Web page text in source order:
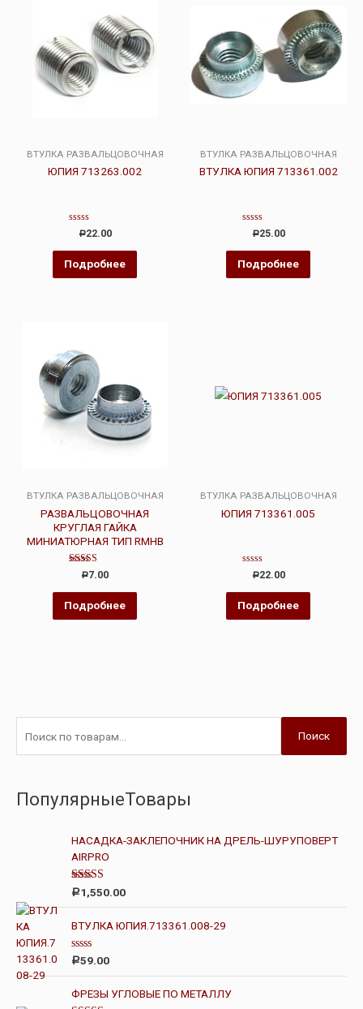
ВТУЛКА РАЗВАЛЬЦОВОЧНАЯ
ЮПИЯ 713263.002
Оценка
из
5
Р22.00
Подробнее
ВТУЛКА РАЗВАЛЬЦОВОЧНАЯ
ВТУЛКА ЮПИЯ 713361.002
Оценка
из
5
Р25.00
Подробнее
ВТУЛКА РАЗВАЛЬЦОВОЧНАЯ
РАЗВАЛЬЦОВОЧНАЯ
КРУГЛАЯ ГАЙКА
МИНИАТЮРНАЯ ТИП RMHB
Оценка
5.00
из 5
Р7.00
Подробнее
ВТУЛКА РАЗВАЛЬЦОВОЧНАЯ
ЮПИЯ 713361.005
Оценка
из
5
Р22.00
Подробнее
Поиск
ПопулярныеТовары
НАСАДКА-ЗАКЛЕПОЧНИК НА ДРЕЛЬ-ШУРУПОВЕРТ
AIRPRO
Оценка
4.00
Р1,550.00
ВТУЛКА ЮПИЯ.713361.008-29
О
е
н
к
Р59.00
ФРЕЗЫ УГЛОВЫЕ ПО МЕТАЛЛУ